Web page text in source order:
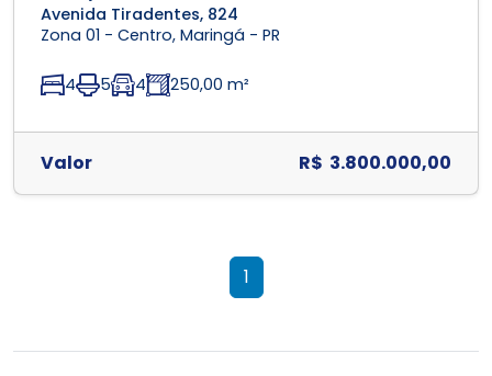
Avenida Tiradentes, 824
Zona 01 - Centro, Maringá - PR
4 5 4 250,00 m²
Valor R$ 3.800.000,00
1